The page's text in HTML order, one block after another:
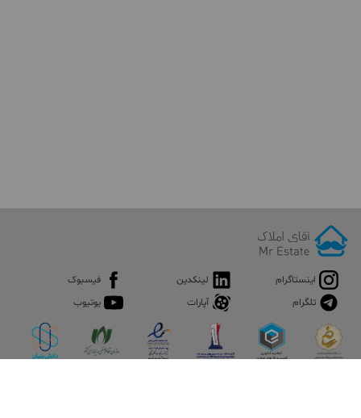
اینستاگرام لینکدین
فیسبوک
تلگرام
آپارات یوتیوب